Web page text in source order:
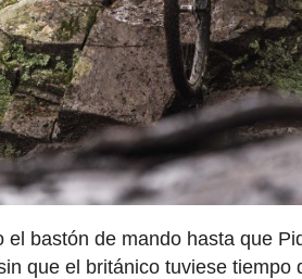
el bastón de mando hasta que
que el británico tuviese tiempo